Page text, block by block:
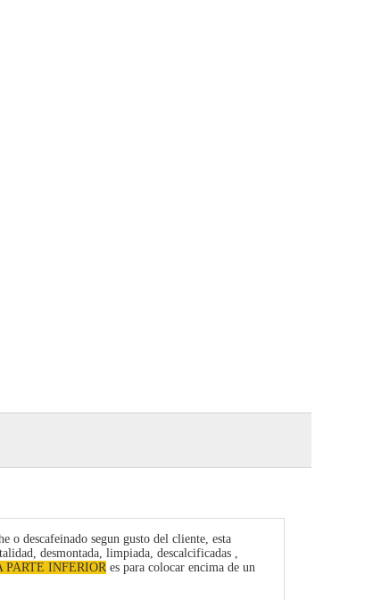
o descafeinado segun gusto del cliente, esta
desmontada, limpiada, descalcificadas ,
INFERIORes para colocar encima de un